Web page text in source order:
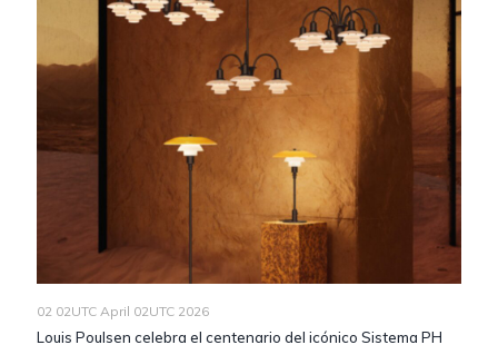
02 02UTC April 02UTC 2026
Louis Poulsen celebra el centenario del icónico Sistema PH